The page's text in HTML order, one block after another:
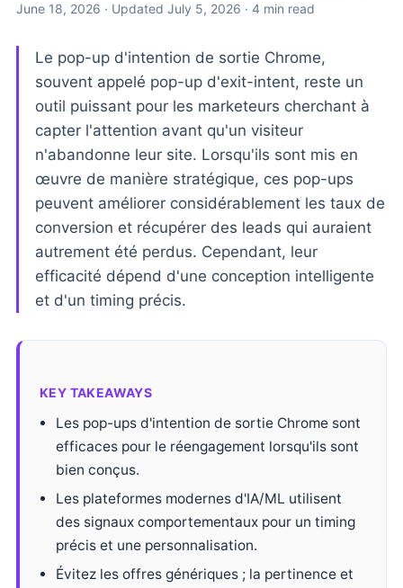
June 18, 2026 · Updated July 5, 2026 · 4 min read
Le pop-up d'intention de sortie Chrome,
souvent appelé pop-up d'exit-intent, reste un
outil puissant pour les marketeurs cherchant à
capter l'attention avant qu'un visiteur
n'abandonne leur site. Lorsqu'ils sont mis en
œuvre de manière stratégique, ces pop-ups
peuvent améliorer considérablement les taux de
conversion et récupérer des leads qui auraient
autrement été perdus. Cependant, leur
efficacité dépend d'une conception intelligente
et d'un timing précis.
KEY TAKEAWAYS
Les pop-ups d'intention de sortie Chrome sont
efficaces pour le réengagement lorsqu'ils sont
bien conçus.
Les plateformes modernes d'IA/ML utilisent
des signaux comportementaux pour un timing
précis et une personnalisation.
Évitez les offres génériques ; la pertinence et